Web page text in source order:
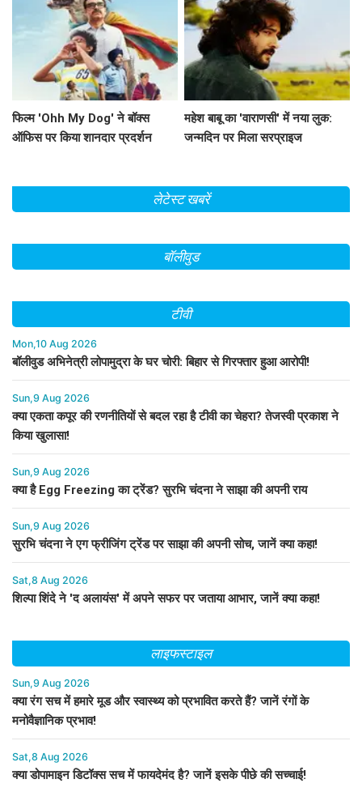
फिल्म 'Ohh My Dog' ने बॉक्स
ऑफिस पर किया शानदार प्रदर्शन
महेश बाबू का 'वाराणसी' में नया लुक:
जन्मदिन पर मिला सरप्राइज
लेटेस्ट खबरें
बॉलीवुड
टीवी
Mon,10 Aug 2026
बॉलीवुड अभिनेत्री लोपामुद्रा के घर चोरी: बिहार से गिरफ्तार हुआ आरोपी!
Sun,9 Aug 2026
क्या एकता कपूर की रणनीतियों से बदल रहा है टीवी का चेहरा? तेजस्वी प्रकाश ने
किया खुलासा!
Sun,9 Aug 2026
क्या है Egg Freezing का ट्रेंड? सुरभि चंदना ने साझा की अपनी राय
Sun,9 Aug 2026
सुरभि चंदना ने एग फ्रीजिंग ट्रेंड पर साझा की अपनी सोच, जानें क्या कहा!
Sat,8 Aug 2026
शिल्पा शिंदे ने 'द अलायंस' में अपने सफर पर जताया आभार, जानें क्या कहा!
लाइफस्टाइल
Sun,9 Aug 2026
क्या रंग सच में हमारे मूड और स्वास्थ्य को प्रभावित करते हैं? जानें रंगों के
मनोवैज्ञानिक प्रभाव!
Sat,8 Aug 2026
क्या डोपामाइन डिटॉक्स सच में फायदेमंद है? जानें इसके पीछे की सच्चाई!